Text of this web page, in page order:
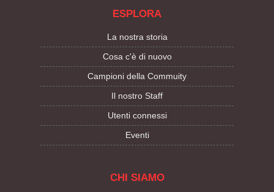
ESPLORA
La nostra storia
Cosa c'è di nuovo
Campioni della Commuity
Il nostro Staff
Utenti connessi
Eventi
CHI SIAMO